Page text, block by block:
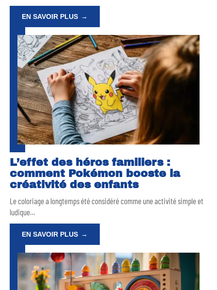
EN SAVOIR PLUS
L’effet des héros familiers :
comment Pokémon booste la
créativité des enfants
Le coloriage a longtemps été considéré comme une activité simple et
ludique…
EN SAVOIR PLUS